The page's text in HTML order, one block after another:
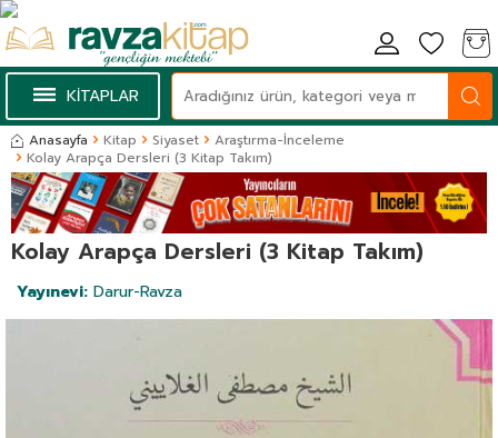
KİTAPLAR
Anasayfa Kitap Siyaset
Araştırma-İnceleme
Kolay Arapça Dersleri (3 Kitap Takım)
Kolay Arapça Dersleri (3 Kitap Takım)
Yayınevi: Darur-Ravza